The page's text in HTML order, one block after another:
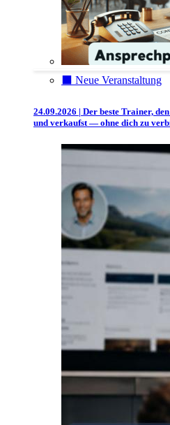
⬛️ Neue Veranstaltung
24.09.2026 | Der beste Trainer,
und verkaufst — ohne dich zu